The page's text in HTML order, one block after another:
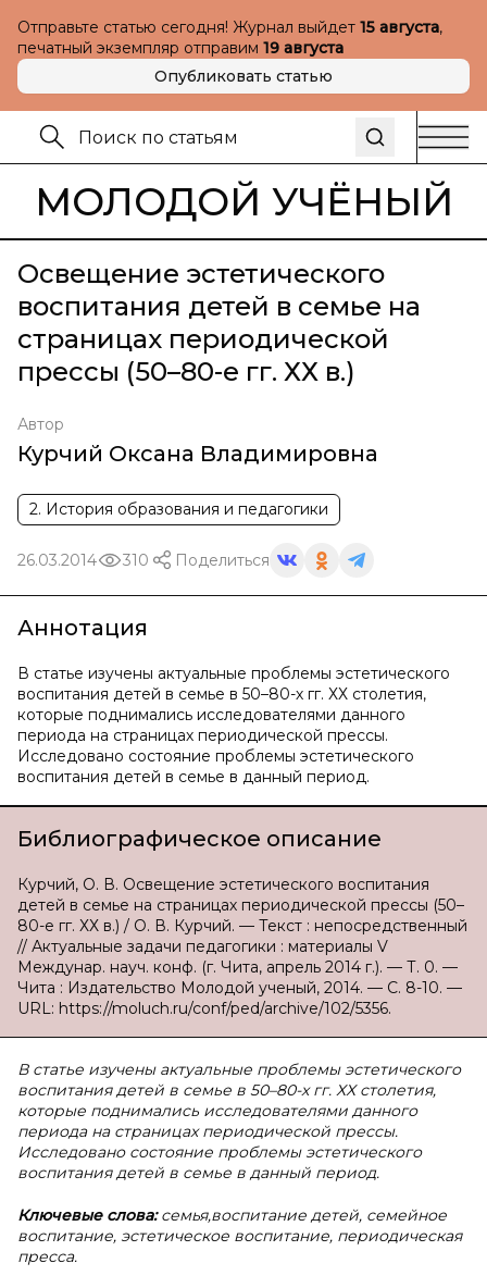
Отправьте статью сегодня! Журнал выйдет 15 августа,
печатный экземпляр отправим 19 августа
Опубликовать статью
МОЛОДОЙ УЧЁНЫЙ
Освещение эстетического
воспитания детей в семье на
страницах периодической
прессы (50–80-е гг. ХХ в.)
Автор
Курчий Оксана Владимировна
2. История образования и педагогики
26.03.2014 310 Поделиться
Аннотация
В статье изучены актуальные проблемы эстетического
воспитания детей в семье в 50–80-х гг. ХХ столетия,
которые поднимались исследователями данного
периода на страницах периодической прессы.
Исследовано состояние проблемы эстетического
воспитания детей в семье в данный период.
Библиографическое описание
Курчий, О. В. Освещение эстетического воспитания
детей в семье на страницах периодической прессы (50–
80-е гг. ХХ в.) / О. В. Курчий. — Текст : непосредственный
// Актуальные задачи педагогики : материалы V
Междунар. науч. конф. (г. Чита, апрель 2014 г.). — Т. 0. —
Чита : Издательство Молодой ученый, 2014. — С. 8-10. —
URL: https://moluch.ru/conf/ped/archive/102/5356.
В статье изучены актуальные проблемы эстетического
воспитания детей в семье в 50–80-х гг. ХХ столетия,
которые поднимались исследователями данного
периода на страницах периодической прессы.
Исследовано состояние проблемы эстетического
воспитания детей в семье в данный период.
Ключевые слова: семья,воспитание детей, семейное
воспитание, эстетическое воспитание, периодическая
пресса.